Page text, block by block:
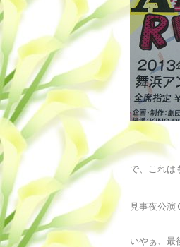
で、これは
見事夜公演
いやぁ、最